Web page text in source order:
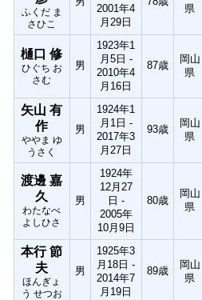
ふくだ ま
さひこ
2001年4
月29日
県
樋口 修
ひぐち お
さむ
男
1923年1
月5日 -
2010年4
月16日
87歳
岡山
県
矢山 有
作
ややま ゆ
うさく
男
1924年1
月1日 -
2017年3
月27日
93歳
岡山
県
渡邊 嘉
久
わたなべ
よしひさ
男
1924年
12月27
日 -
2005年
10月9日
80歳
岡山
県
本行 節
夫
ほんぎょ
う せつお
男
1925年3
月18日 -
2014年7
月19日
89歳
岡山
県